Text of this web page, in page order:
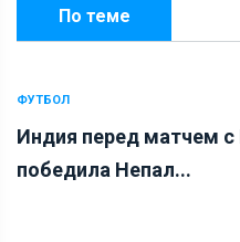
По теме
ФУТБОЛ
Индия перед матчем
победила Непал...